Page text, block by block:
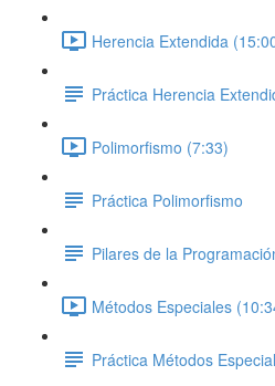
Herencia Extendida
Práctica Herencia
Polimorfismo (7:33)
Práctica Polimorfismo
Pilares de la
Métodos Especiales
Práctica Métodos